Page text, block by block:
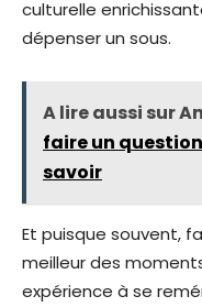
culturelle
dépenser un sous.
A lire aussi sur
faire un
savoir
Et puisque souvent,
meilleur des
expérience à se